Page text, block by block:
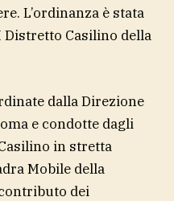
L’ordinanza è stata
Distretto Casilino della
dalla Direzione
e condotte dagli
in stretta
Mobile della
dei